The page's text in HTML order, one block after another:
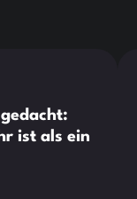
ist als ein